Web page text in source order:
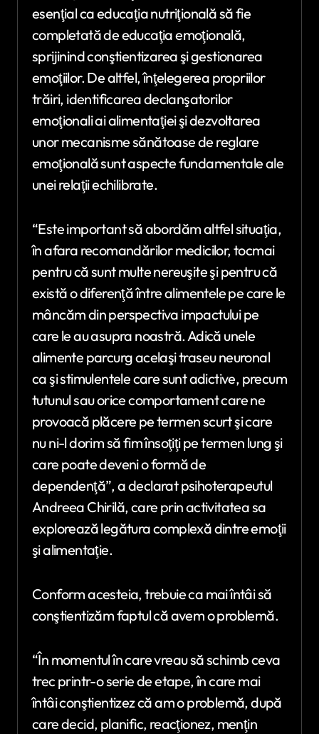
esenţial ca educaţia nutriţională să fie
completată de educaţia emoţională,
sprijinind conştientizarea şi gestionarea
emoţiilor. De altfel, înţelegerea propriilor
trăiri, identificarea declanşatorilor
emoţionali ai alimentaţiei şi dezvoltarea
unor mecanisme sănătoase de reglare
emoţională sunt aspecte fundamentale ale
unei relaţii echilibrate.
“Este important să abordăm altfel situaţia,
în afara recomandărilor medicilor, tocmai
pentru că sunt multe nereuşite şi pentru că
există o diferenţă între alimentele pe care le
mâncăm din perspectiva impactului pe
care le au asupra noastră. Adică unele
alimente parcurg acelaşi traseu neuronal
ca şi stimulentele care sunt adictive, precum
tutunul sau orice comportament care ne
provoacă plăcere pe termen scurt şi care
nu ni-l dorim să fim însoţiţi pe termen lung şi
care poate deveni o formă de
dependenţă”, a declarat psihoterapeutul
Andreea Chirilă, care prin activitatea sa
explorează legătura complexă dintre emoţii
şi alimentaţie.
Conform acesteia, trebuie ca mai întâi să
conştientizăm faptul că avem o problemă.
“În momentul în care vreau să schimb ceva
trec printr-o serie de etape, în care mai
întâi conştientizez că am o problemă, după
care decid, planific, reacţionez, menţin